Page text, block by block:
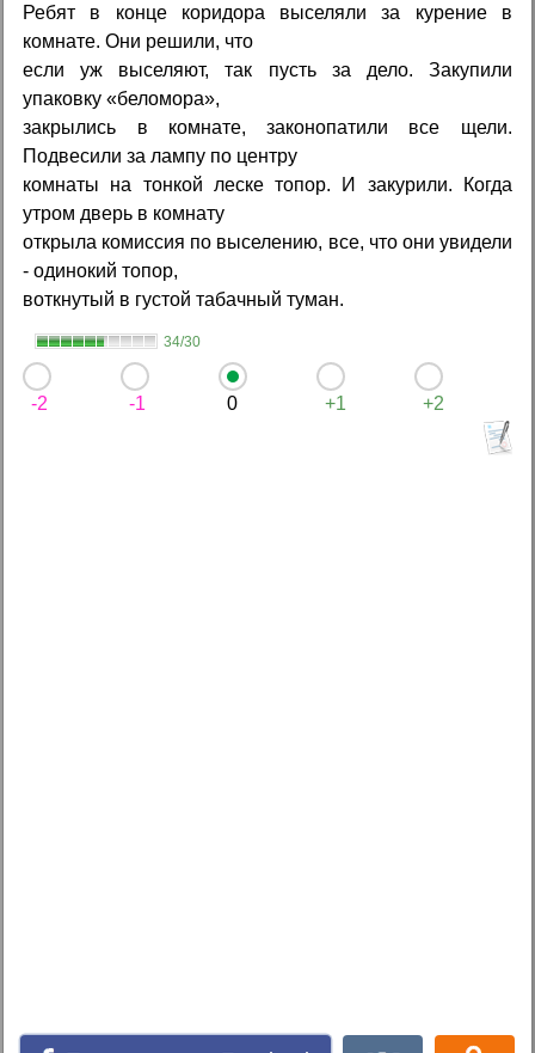
Ребят в конце коридора выселяли за курение в
комнате. Они решили, что
если уж выселяют, так пусть за дело. Закупили
упаковку «беломора»,
закрылись в комнате, законопатили все щели.
Подвесили за лампу по центру
комнаты на тонкой леске топор. И закурили. Когда
утром дверь в комнату
открыла комиссия по выселению, все, что они увидели
- одинокий топор,
воткнутый в густой табачный туман.
34/30
-2 -1 0 +1 +2